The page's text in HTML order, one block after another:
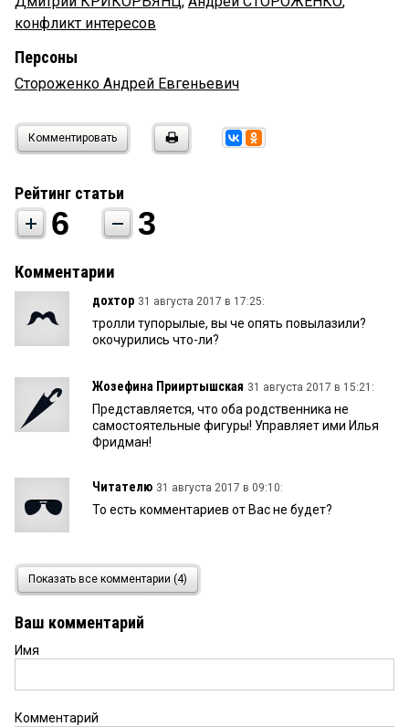
конфликт интересов
Персоны
Стороженко Андрей Евгеньевич
Комментировать
Рейтинг статьи
6 3
Комментарии
дохтор 31 августа 2017 в 17:25:
тролли тупорылые, вы че опять повылазили?
окочурились что-ли?
Жозефина Прииртышская 31 августа 2017 в 15:21:
Представляется, что оба родственника не
самостоятельные фигуры! Управляет ими Илья
Фридман!
Читателю 31 августа 2017 в 09:10:
То есть комментариев от Вас не будет?
читатель 31 августа 2017 в 08:40:
Без комментариев
Показать все комментарии (4)
Ваш комментарий
Имя
Комментарий